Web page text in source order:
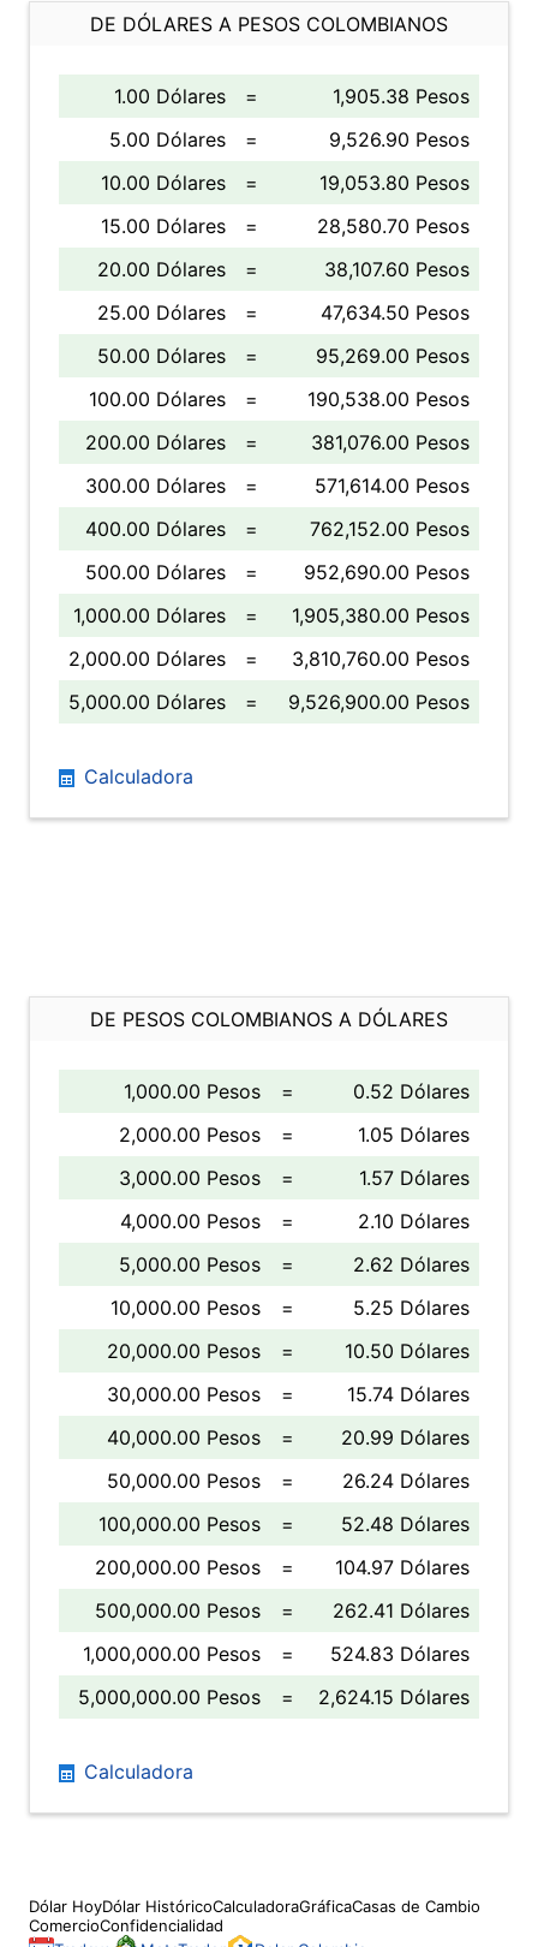
DE DÓLARES A PESOS COLOMBIANOS
1.00 Dólares =
1,905.38 Pesos
5.00 Dólares
=
9,526.90 Pesos
10.00 Dólares
=
19,053.80 Pesos
15.00 Dólares
=
28,580.70 Pesos
20.00 Dólares
=
38,107.60 Pesos
25.00 Dólares
=
47,634.50 Pesos
50.00 Dólares
=
95,269.00 Pesos
100.00 Dólares
=
190,538.00 Pesos
200.00 Dólares
=
381,076.00 Pesos
300.00 Dólares
=
571,614.00 Pesos
400.00 Dólares
=
762,152.00 Pesos
500.00 Dólares
=
952,690.00 Pesos
1,000.00 Dólares
=
1,905,380.00 Pesos
2,000.00 Dólares
=
3,810,760.00 Pesos
5,000.00 Dólares
= 9,526,900.00 Pesos
Calculadora
DE PESOS COLOMBIANOS A DÓLARES
1,000.00 Pesos =
0.52 Dólares
2,000.00 Pesos
=
1.05 Dólares
3,000.00 Pesos
=
1.57 Dólares
4,000.00 Pesos
=
2.10 Dólares
5,000.00 Pesos
=
2.62 Dólares
10,000.00 Pesos
=
5.25 Dólares
20,000.00 Pesos
=
10.50 Dólares
30,000.00 Pesos
=
15.74 Dólares
40,000.00 Pesos
=
20.99 Dólares
50,000.00 Pesos
=
26.24 Dólares
100,000.00 Pesos
=
52.48 Dólares
200,000.00 Pesos
=
104.97 Dólares
500,000.00 Pesos
=
262.41 Dólares
1,000,000.00 Pesos
=
524.83 Dólares
5,000,000.00 Pesos
= 2,624.15 Dólares
Calculadora
Dólar HoyDólar HistóricoCalculadoraGráficaCasas de Cambio
ComercioConfidencialidad